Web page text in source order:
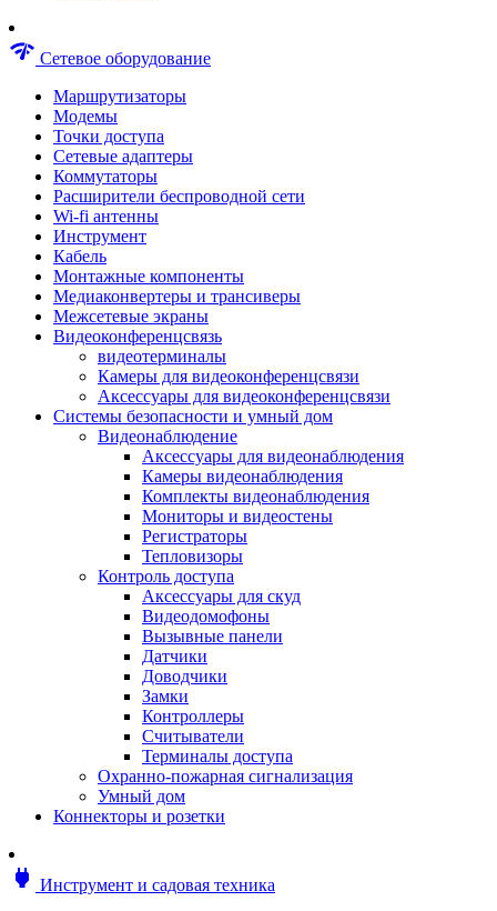
Пылесосы строительные
Степлеры строительные
Пистолеты клеевые
Наборы бит и сверел
Инструмент многофункциональный
Круги, диски, фрезы
Аксессуары для электро и
пневмоинструмента
Аккумуляторы для инструмента
Зарядные устройства для аккумуляторов
Миксеры строительные
Молотки отбойные
Паяльное оборудование
Садовая техника
Минимойки
Аксессуары для минимоек
Газонокосилки и триммеры
Газонокосилки
Культиваторы и мотоблоки
Аэраторы и скарификаторы
Мотоблоки
Генераторы
Снегоуборщики
Воздуходувки
Цепные и бензопилы
Оснастка к садовой технике
Садовые насосы
Поливочное оборудование
Садовые измельчители
Гидроаккумуляторы
Аксессуары для садовых инструментов
network_check Сетевое оборудование
Маршрутизаторы
Модемы
Точки доступа
Сетевые адаптеры
Коммутаторы
Расширители беспроводной сети
Wi-fi антенны
Инструмент
Кабель
Монтажные компоненты
Медиаконвертеры и трансиверы
Межсетевые экраны
Видеоконференцсвязь
видеотерминалы
Камеры для видеоконференцсвязи
Аксессуары для видеоконференцсвязи
Системы безопасности и умный дом
Видеонаблюдение
Аксессуары для видеонаблюдения
Камеры видеонаблюдения
Комплекты видеонаблюдения
Мониторы и видеостены
Регистраторы
Тепловизоры
Контроль доступа
Аксессуары для скуд
Видеодомофоны
Вызывные панели
Датчики
Доводчики
Замки
Контроллеры
Считыватели
Терминалы доступа
Охранно-пожарная сигнализация
Умный дом
Коннекторы и розетки
power Инструмент и садовая техника